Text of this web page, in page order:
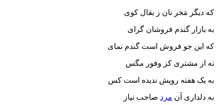
که دیگر مَخر نان ز بقال کوی
به بازار گندم فروشان گرای
که این جو فروش است گندم نمای
نه از مشتری کز وفور مگس
به یک هفته رویش ندیده است کس
به دلداری آن مرد صاحب نیاز